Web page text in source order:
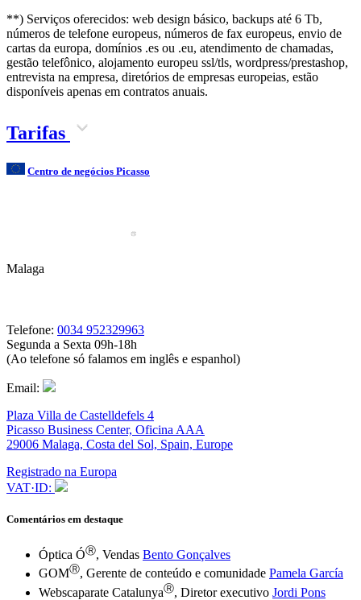
**) Serviços oferecidos: web design básico, backups até 6 Tb,
números de telefone europeus, números de fax europeus, envio de
cartas da europa, domínios .es ou .eu, atendimento de chamadas,
gestão telefônico, alojamento europeu ssl/tls, wordpress/prestashop,
entrevista na empresa, diretórios de empresas europeias, estão
disponíveis apenas em contratos anuais.
Tarifas
Centro de negócios Picasso
Malaga
Telefone: 0034 952329963
Segunda a Sexta 09h-18h
(Ao telefone só falamos em inglês e espanhol)
Email:
Plaza Villa de Castelldefels 4
Picasso Business Center, Oficina AAA
29006 Malaga, Costa del Sol, Spain, Europe
Registrado na Europa
VAT·ID:
Comentários em destaque
Óptica ÓⓇ, Vendas Bento Gonçalves
GOMⓇ, Gerente de conteúdo e comunidade Pamela García
Webscaparate CatalunyaⓇ, Diretor executivo Jordi Pons